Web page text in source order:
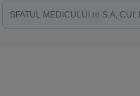
SFATUL MEDICULUI.ro S.A,